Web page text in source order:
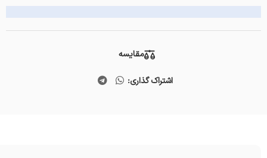
مقایسه
اشتراک گذاری: